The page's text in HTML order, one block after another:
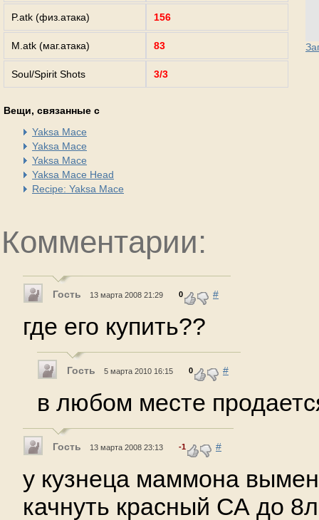
P.atk (физ.атака) 156
M.atk (маг.атака) 83
Soul/Spirit Shots 3/3
Вещи, связанные с
Yaksa Mace
Yaksa Mace
Yaksa Mace
Yaksa Mace Head
Recipe: Yaksa Mace
Комментарии:
Гость 13 марта 2008 21:29 0 #
где его купить??
Гость 5 марта 2010 16:15 0 #
в любом месте
Гость 13 марта 2008 23:13 -1 #
у кузнеца маммона
качнуть красный СА до